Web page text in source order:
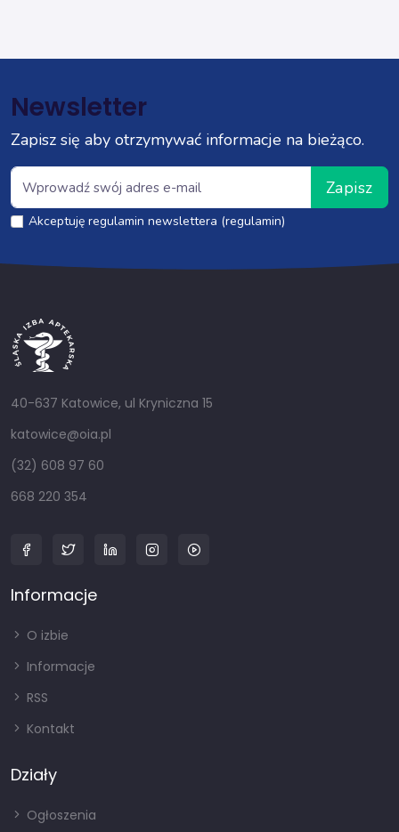
Newsletter
Zapisz się aby otrzymywać informacje na bieżąco.
Zapisz
Akceptuję regulamin newslettera (regulamin)
40-637 Katowice, ul Kryniczna 15
katowice@oia.pl
(32) 608 97 60
668 220 354
Informacje
O izbie
Informacje
RSS
Kontakt
Działy
Ogłoszenia